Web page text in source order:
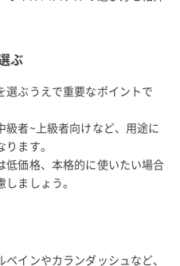
ぶ
選ぶうえで重要なポイントで
者~上級者向けなど、用途に
ます。
低価格、本格的に使いたい場合
ましょう。
インやカランダッシュなど、